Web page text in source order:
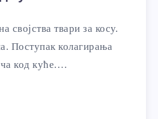
својства твари за косу.
Поступак колагирања
код куће.…